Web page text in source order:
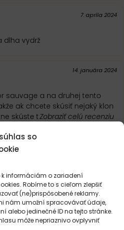
so
informáciám o zariadení
Robíme to s cieľom zlepšiť
(ne)prispôsobené reklamy.
nám umožní spracovávať údaje,
alebo jedinečné ID na tejto stránke.
môže nepriaznivo ovplyvniť
7. apríla 2024
dlha vydrž
14. januára 2024
sauvage a na druhej tento
ak chcete skúsiť nejaký klon
skúste tZobraziť celú recenziu
RECENZIE
VÁSZAUJÍMAŤ